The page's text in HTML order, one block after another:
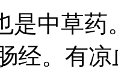
是中草药
经。有